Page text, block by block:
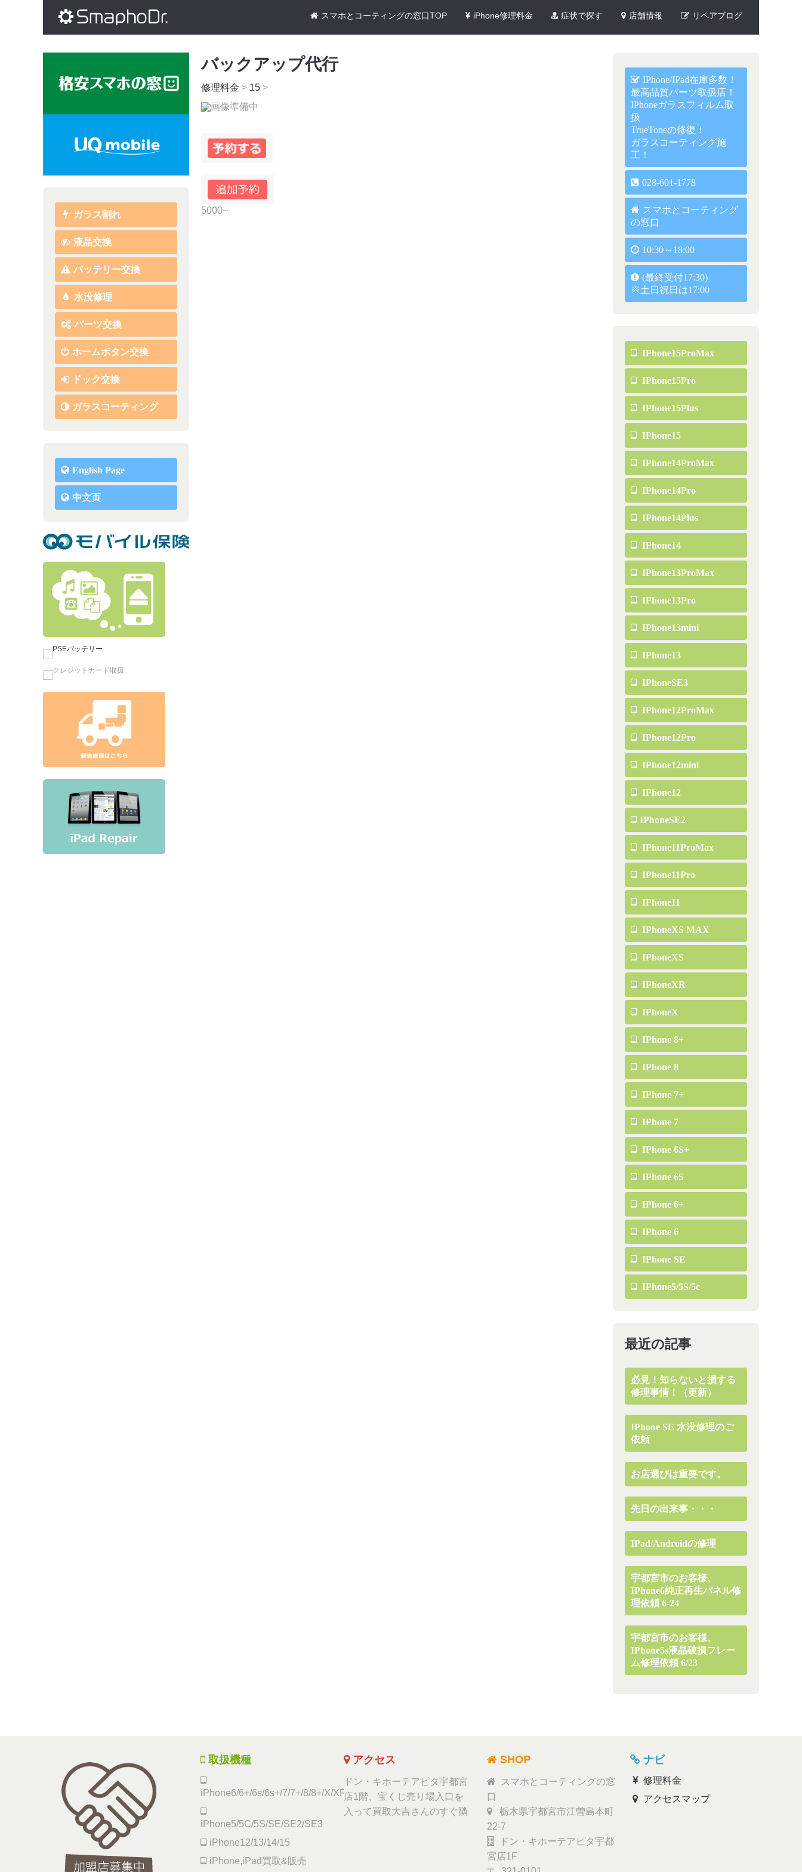
スマホとコーティングの窓口TOP iPhone修理料金 症状で探す 店舗情報 リペアブログ
ガラス割れ
液晶交換
バッテリー交換
水没修理
パーツ交換
ホームボタン交換
ドック交換
ガラスコーティング
English Page
中文页
バックアップ代行
修理料金 > 15 >
5000~
IPhone/iPad在庫多数！
最高品質パーツ取扱店！
IPhoneガラスフィルム取
扱
TrueToneの修復！
ガラスコーティング施
工！
028-601-1778
スマホとコーティング
の窓口
10:30～18:00
(最終受付17:30)
※土日祝日は17:00
IPhone15ProMax
IPhone15Pro
IPhone15Plus
IPhone15
IPhone14ProMax
IPhone14Pro
IPhone14Plus
IPhone14
IPhone13ProMax
IPhone13Pro
IPhone13mini
IPhone13
IPhoneSE3
IPhone12ProMax
IPhone12Pro
IPhone12mini
IPhone12
IPhoneSE2
IPhone11ProMax
IPhone11Pro
IPhone11
IPhoneXS MAX
IPhoneXS
IPhoneXR
IPhoneX
IPhone 8+
IPhone 8
IPhone 7+
IPhone 7
IPhone 6S+
IPhone 6S
IPhone 6+
IPhone 6
IPhone SE
IPhone5/5S/5c
最近の記事
必見！知らないと損する
修理事情！（更新）
IPhone SE 水没修理のご
依頼
お店選びは重要です。
先日の出来事・・・
IPad/Androidの修理
宇都宮市のお客様、
IPhone6純正再生パネル修
理依頼 6-24
宇都宮市のお客様、
IPhone5s液晶破損フレー
ム修理依頼 6/23
取扱機種
iPhone6/6+/6s/6s+/7/7+/8/8+/X/XR/Xs/11
iPhone5/5C/5S/SE/SE2/SE3
iPhone12/13/14/15
iPhone,iPad買取&販売
アクセス
ドン・キホーテアピタ宇都宮
店1階、宝くじ売り場入口を
入って買取大吉さんのすぐ隣
SHOP
スマホとコーティングの窓
口
栃木県宇都宮市江曽島本町
22-7
ドン・キホーテアピタ宇都
宮店1F
ナビ
修理料金
アクセスマップ